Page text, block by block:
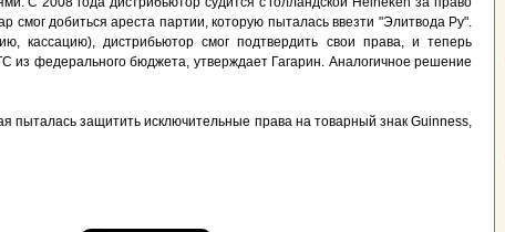
смог добиться ареста партии, которую пыталась ввезти "Элитвода Ру".
кассацию), дистрибьютор смог подтвердить свои права, и теперь
федерального бюджета, утверждает Гагарин. Аналогичное решение
пыталась защитить исключительные права на товарный знак Guinness,